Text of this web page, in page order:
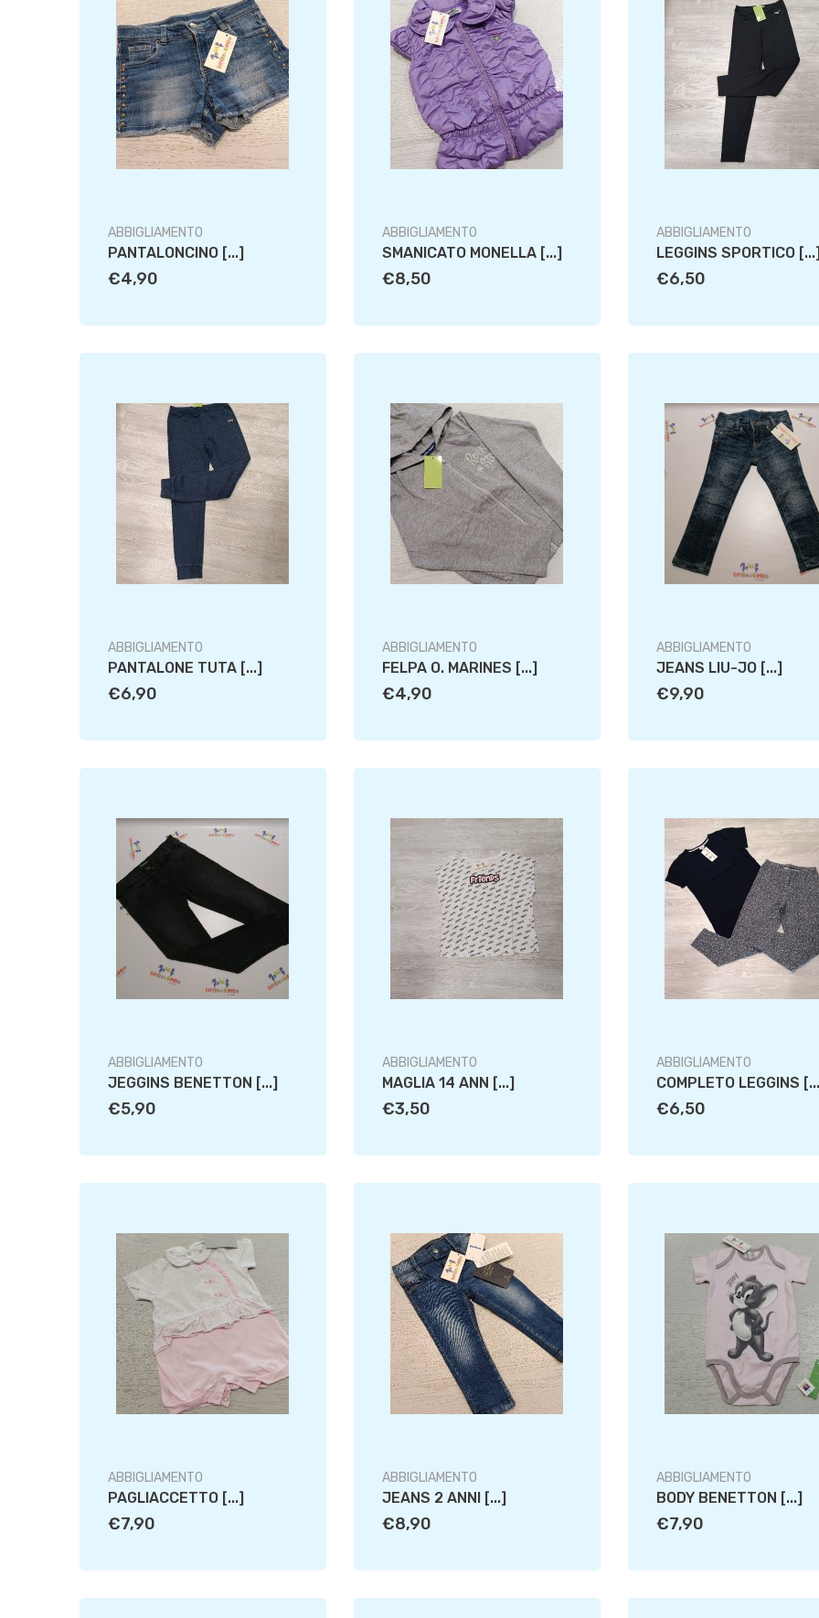
ABBIGLIAMENTO
PANTALONCINO [...]
€4,90
ABBIGLIAMENTO
SMANICATO MONELLA [...]
€8,50
ABBIGLIAMENTO
LEGGINS SPORTICO
€6,50
ABBIGLIAMENTO
PANTALONE TUTA [...]
€6,90
ABBIGLIAMENTO
FELPA O. MARINES [...]
€4,90
ABBIGLIAMENTO
JEANS LIU-JO [...]
€9,90
ABBIGLIAMENTO
JEGGINS BENETTON [...]
€5,90
ABBIGLIAMENTO
MAGLIA 14 ANN [...]
€3,50
ABBIGLIAMENTO
COMPLETO LEGGINS
€6,50
ABBIGLIAMENTO
PAGLIACCETTO [...]
€7,90
ABBIGLIAMENTO
JEANS 2 ANNI [...]
€8,90
ABBIGLIAMENTO
BODY BENETTON [...]
€7,90